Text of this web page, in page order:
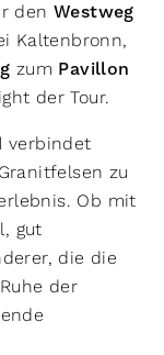
den Westweg
Kaltenbronn,
zum Pavillon
der Tour.
verbindet
zu
Ob mit
gut
die die
der